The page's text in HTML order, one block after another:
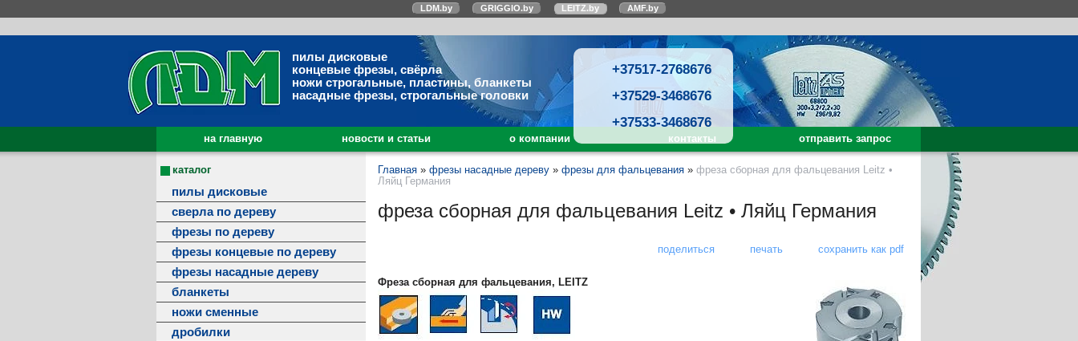
LDM.by GRIGGIO.by LEITZ.by AMF.by
+37517-2768676
+37529-3468676
+37533-3468676
пилы дисковые
концевые фрезы, свёрла
ножи строгальные, пластины, бланкеты
насадные фрезы, строгальные головки
на главную новости и статьи о компании контакты отправить запрос
каталог
пилы дисковые
сверла по дереву
фрезы по дереву
фрезы концевые по дереву
фрезы насадные дереву
бланкеты
ножи сменные
дробилки
Главная » фрезы насадные дереву » фрезы для фальцевания » фреза сборная для фальцевания Leitz •
Ляйц Германия
фреза сборная для фальцевания Leitz • Ляйц Германия
поделиться печать сохранить как pdf
Фреза сборная для фальцевания, LEITZ